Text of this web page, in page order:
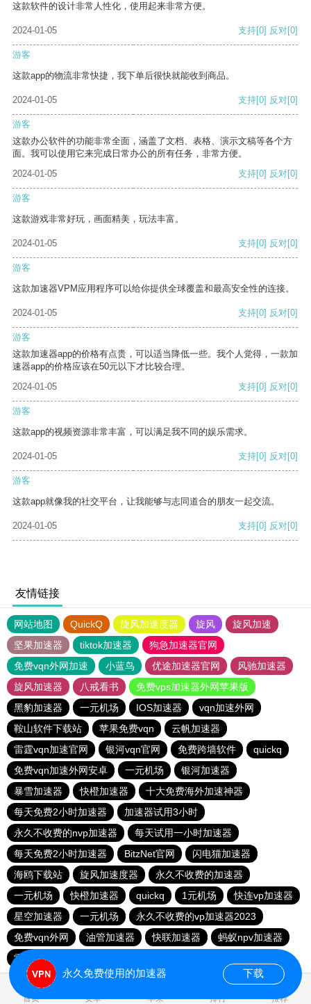
这款软件的设计非常人性化，使用起来非常方便。
2024-01-05 支持[0] 反对[0]
游客
这款app的物流非常快捷，我下单后很快就能收到商品。
2024-01-05 支持[0] 反对[0]
游客
这款办公软件的功能非常全面，涵盖了文档、表格、演示文稿等各个方
面。我可以使用它来完成日常办公的所有任务，非常方便。
2024-01-05
支持[0] 反对[0]
游客
这款游戏非常好玩，画面精美，玩法丰富。
2024-01-05 支持[0] 反对[0]
游客
这款加速器VPM应用程序可以给你提供全球覆盖和最高安全性的连接。
2024-01-05 支持[0] 反对[0]
游客
这款加速器app的价格有点贵，可以适当降低一些。我个人觉得，一款加
速器app的价格应该在50元以下才比较合理。
2024-01-05
支持[0] 反对[0]
游客
这款app的视频资源非常丰富，可以满足我不同的娱乐需求。
2024-01-05 支持[0] 反对[0]
游客
这款app就像我的社交平台，让我能够与志同道合的朋友一起交流。
2024-01-05 支持[0] 反对[0]
友情链接
网站地图 QuickQ 旋风加速度器 旋风
旋风加速
坚果加速器
tiktok加速器
狗急加速器官网
免费vqn外网加速
小蓝鸟 优途加速器官网
风驰加速器
旋风加速器
八戒看书
免费vps加速器外网苹果版
黑豹加速器
一元机场 IOS加速器
vqn加速外网
鞍山软件下载站
苹果免费vqn
云帆加速器
雷霆vqn加速官网
银河vqn官网 免费跨墙软件
quickq
免费vqn加速外网安卓
一元机场
银河加速器
暴雪加速器
快橙加速器
十大免费海外加速神器
每天免费2小时加速器
加速器试用3小时
永久不收费的nvp加速器
每天试用一小时加速器
每天免费2小时加速器
BitzNet官网
闪电猫加速器
海鸥下载站
旋风加速度器
永久不收费的加速器
一元机场
快橙加速器 quickq 1元机场
快连vp加速器
星空加速器
一元机场
永久不收费的vp加速器2023
免费vqn外网
油管加速器 快联加速器
蚂蚁npv加速器
雷霆每天免费2小时
首页 安卓 苹果 排行 推荐
永久免费使用的加速器 下载
1.066837s